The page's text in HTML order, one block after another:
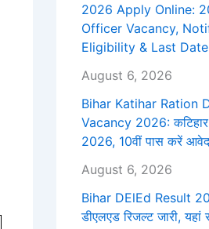
2026 Apply Online:
Officer Vacancy,
Eligibility & Last Date
August 6, 2026
Bihar Katihar Ration
Vacancy 2026: कटिहार
2026, 10वीं पास करें
August 6, 2026
Bihar DElEd Result
डीएलएड रिजल्ट जारी,